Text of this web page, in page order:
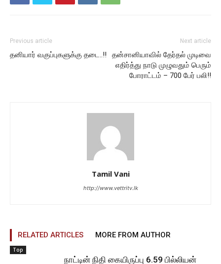
Previous article
தனியார் வகுப்புகளுக்கு தடை..!!
Next article
தன்சானியாவில் தேர்தல் முடிவை
எதிர்த்து நாடு முழுவதும் பெரும்
போராட்டம் – 700 பேர் பலி!!
Tamil Vani
http://www.vettritv.lk
RELATED ARTICLES MORE FROM AUTHOR
Top
நாட்டின் நிதி கையிருப்பு 6.59 பில்லியன்